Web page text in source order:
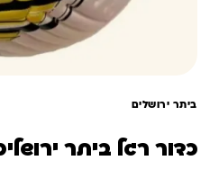
ביתר ירושלים
כדור רגל ביתר